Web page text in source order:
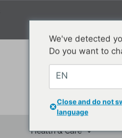
Health & Care
We've detected
Do you want to
EN
Close and do not
language